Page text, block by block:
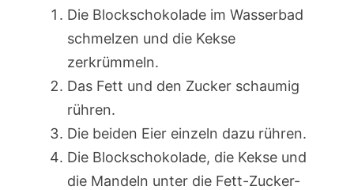
Die Blockschokolade im Wasserbad
schmelzen und die Kekse
zerkrümmeln.
Das Fett und den Zucker schaumig
rühren.
Die beiden Eier einzeln dazu rühren.
Die Blockschokolade, die Kekse und
die Mandeln unter die Fett-Zucker-